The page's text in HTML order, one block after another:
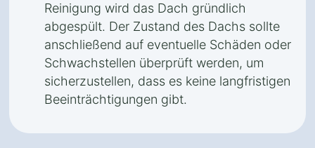
Reinigung wird das Dach gründlich
abgespült. Der Zustand des Dachs sollte
anschließend auf eventuelle Schäden oder
Schwachstellen überprüft werden, um
sicherzustellen, dass es keine langfristigen
Beeinträchtigungen gibt.